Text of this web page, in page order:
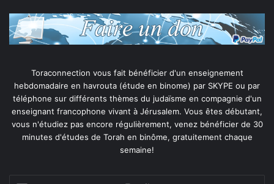
Toraconnection vous fait bénéficier d'un enseignement
hebdomadaire en havrouta (étude en binome) par SKYPE ou par
téléphone sur différents thèmes du judaïsme en compagnie d'un
enseignant francophone vivant à Jérusalem. Vous êtes débutant,
vous n'étudiez pas encore régulièrement, venez bénéficier de 30
minutes d'études de Torah en binôme, gratuitement chaque
semaine!